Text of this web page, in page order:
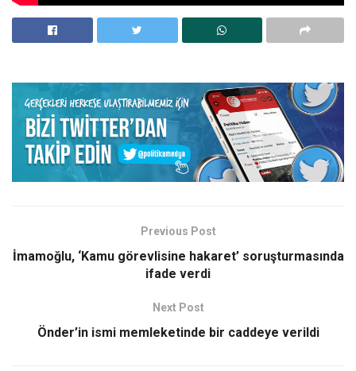
Previous Post
İmamoğlu, ‘Kamu görevlisine hakaret’ soruşturmasında
ifade verdi
Next Post
Önder’in ismi memleketinde bir caddeye verildi